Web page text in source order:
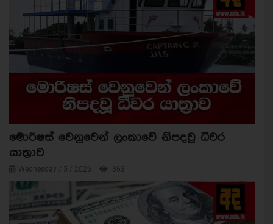
මොරිෂස් වෙනුවෙන් ලංකාවේ නිපදවූ ධීවර
යාත්‍රාව
Wednesday / 5 / 2026 363